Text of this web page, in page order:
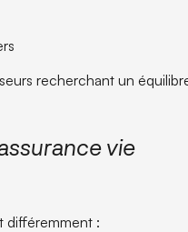
recherchant un
vie
différemment :